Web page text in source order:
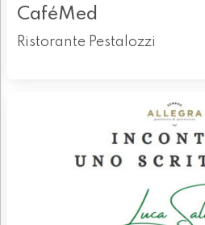
CaféMed
Ristorante Pestalozzi